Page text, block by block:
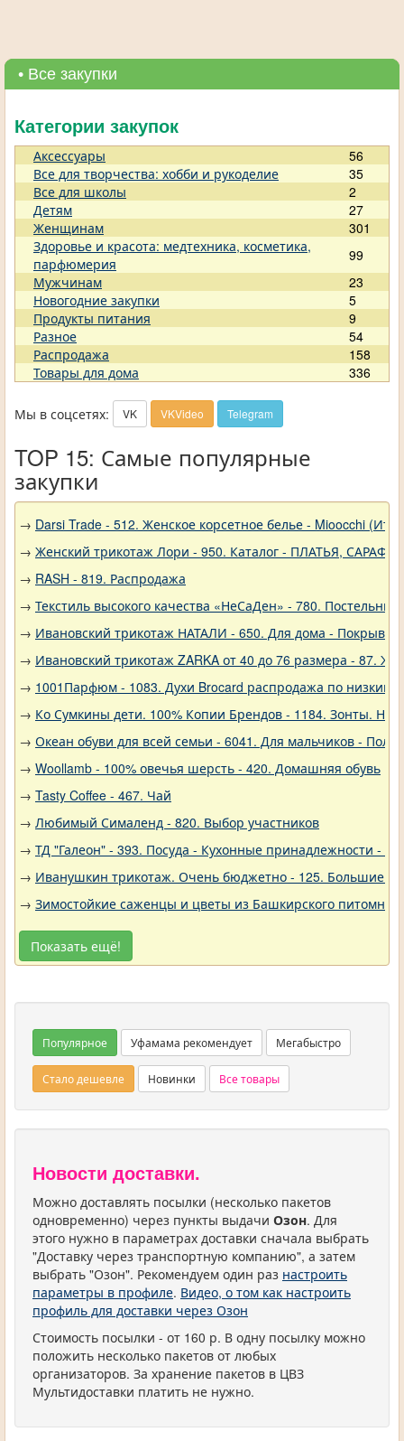
• Все закупки
Категории закупок
Аксессуары
56
Все для творчества: хобби и рукоделие
35
Все для школы
2
Детям
27
Женщинам
301
Здоровье и красота: медтехника, косметика,
парфюмерия
99
Мужчинам
23
Новогодние закупки
5
Продукты питания
9
Разное
54
Распродажа
158
Товары для дома
336
Мы в соцсетях: VK VKVideo Telegram
TOP 15: Самые популярные
закупки
→ Darsi Trade - 512. Женское корсетное белье - Mioocchi
→ Женский трикотаж Лори - 950. Каталог - ПЛАТЬЯ,
→ RASH - 819. Распродажа
→ Текстиль высокого качества «НеСаДен» - 780.
→ Ивановский трикотаж НАТАЛИ - 650. Для дома -
→ Ивановский трикотаж ZARKA от 40 до 76 размера - 87.
→ 1001Парфюм - 1083. Духи Brocard распродажа по низким
→ Ко Сумкины дети. 100% Копии Брендов - 1184. Зонты.
→ Океан обуви для всей семьи - 6041. Для мальчиков -
→ Woollamb - 100% овечья шерсть - 420. Домашняя обувь
→ Tasty Coffee - 467. Чай
→ Любимый Сималенд - 820. Выбор участников
→ ТД "Галеон" - 393. Посуда - Кухонные принадлежности -
→ Иванушкин трикотаж. Очень бюджетно - 125. Большие
→ Зимостойкие саженцы и цветы из Башкирского
Показать ещё!
Популярное Уфамама рекомендует Мегабыстро
Стало дешевле Новинки Все товары
Новости доставки.
Можно доставлять посылки (несколько пакетов
одновременно) через пункты выдачи Озон. Для
этого нужно в параметрах доставки сначала выбрать
"Доставку через транспортную компанию", а затем
выбрать "Озон". Рекомендуем один раз настроить
параметры в профиле. Видео, о том как настроить
профиль для доставки через Озон
Стоимость посылки - от 160 р. В одну посылку можно
положить несколько пакетов от любых
организаторов. За хранение пакетов в ЦВЗ
Мультидоставки платить не нужно.